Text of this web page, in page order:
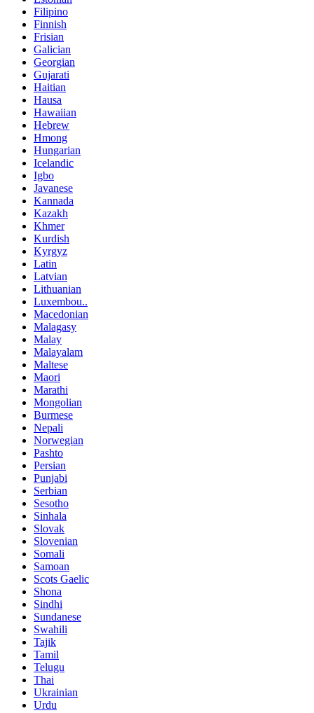
Filipino
Finnish
Frisian
Galician
Georgian
Gujarati
Haitian
Hausa
Hawaiian
Hebrew
Hmong
Hungarian
Icelandic
Igbo
Javanese
Kannada
Kazakh
Khmer
Kurdish
Kyrgyz
Latin
Latvian
Lithuanian
Luxembou..
Macedonian
Malagasy
Malay
Malayalam
Maltese
Maori
Marathi
Mongolian
Burmese
Nepali
Norwegian
Pashto
Persian
Punjabi
Serbian
Sesotho
Sinhala
Slovak
Slovenian
Somali
Samoan
Scots Gaelic
Shona
Sindhi
Sundanese
Swahili
Tajik
Tamil
Telugu
Thai
Ukrainian
Urdu